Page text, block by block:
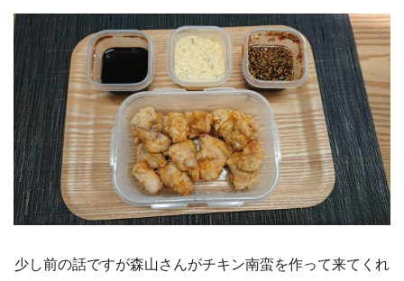
少し前の話ですが森山さんがチキン南蛮を作って来てくれ